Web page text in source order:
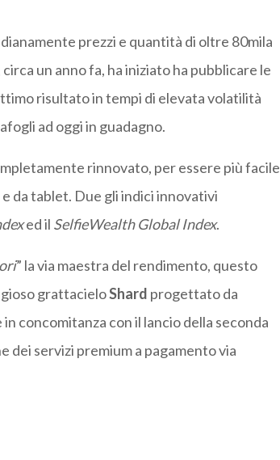
prezzi e quantità di oltre 80mila
un anno fa, ha iniziato ha pubblicare le
risultato in tempi di elevata volatilità
ad oggi in guadagno.
rinnovato, per essere più facile
da tablet. Due gli indici innovativi
ed il SelfieWealth Global Index.
” la via maestra del rendimento, questo
grattacieloShard progettato da
concomitanza con il lancio della seconda
dei servizi premium a pagamento via